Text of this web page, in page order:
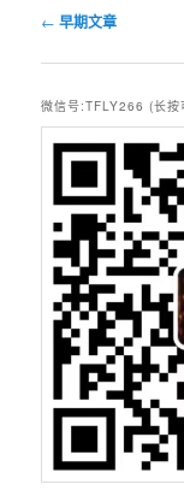
文
导
航
← 早期文章
微信号:TFLY266 (长按